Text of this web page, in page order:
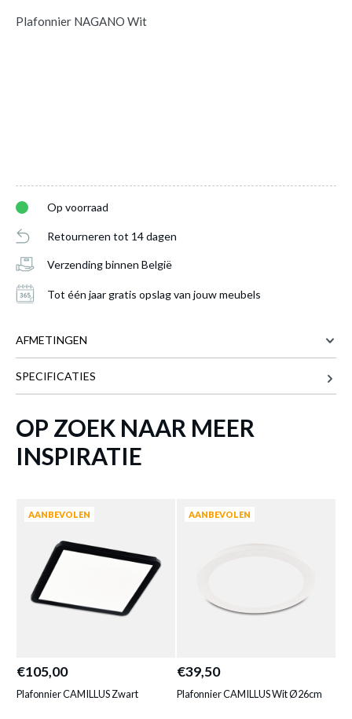
Plafonnier NAGANO Wit
Op voorraad
Retourneren tot 14 dagen
Verzending binnen België
Tot één jaar gratis opslag van jouw meubels
AFMETINGEN
HOOGTE 10.8 cm
Meer afmetingen
SPECIFICATIES
OP ZOEK NAAR MEER
INSPIRATIE
AANBEVOLEN
€105,00
Plafonnier CAMILLUS Zwart
AANBEVOLEN
€39,50
Plafonnier CAMILLUS Wit Ø26cm
Plafonnier NAGANO Wit
Productnummer: Y11300037948
€ 199,90